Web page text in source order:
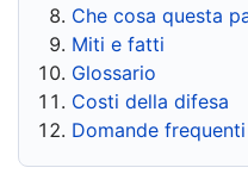
Che cosa questa
Miti e fatti
Glossario
Costi della difesa
Domande frequenti